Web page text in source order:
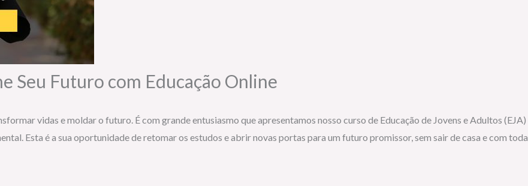
Seu Futuro com Educação Online
vidas e moldar o futuro. É com grande entusiasmo que apresentamos nosso curso de Educação de Jovens e Adultos (EJA)
Esta é a sua oportunidade de retomar os estudos e abrir novas portas para um futuro promissor, sem sair de casa e com toda